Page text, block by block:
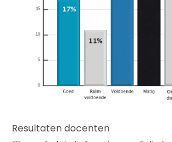
Resultaten docenten